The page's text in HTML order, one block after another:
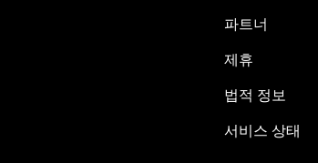
파트너
제휴
법적 정보
서비스 상태